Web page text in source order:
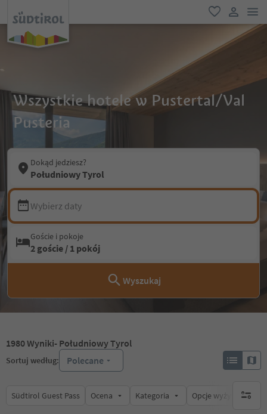
ulubione
link
Wszystkie hotele w Pustertal/Val
Pusteria
Dokąd jedziesz?
Południowy Tyrol
Wybierz daty
Goście i pokoje
2 goście / 1 pokój
Wyszukaj
1980Wyniki- Południowy Tyrol
Sortuj według: Polecane
Südtirol Guest Pass Ocena Kategoria Opcje wyżywieniabrak